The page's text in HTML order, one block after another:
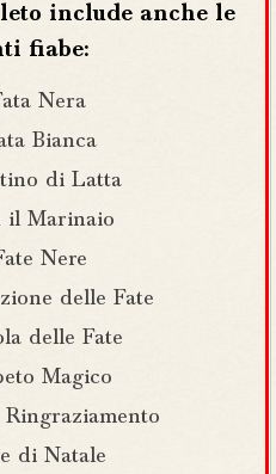
include anche le
fiabe:
Nera
Bianca
di Latta
il Marinaio
Nere
delle Fate
delle Fate
Magico
di Natale